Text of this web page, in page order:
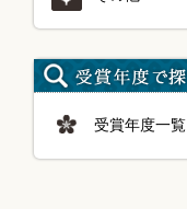
受賞年度一覧